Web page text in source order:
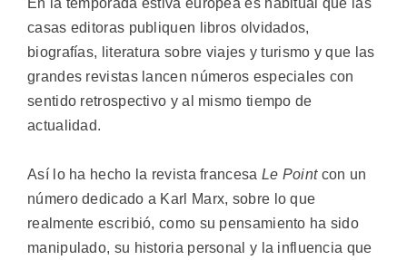
En la temporada estiva europea es habitual que las
casas editoras publiquen libros olvidados,
biografías, literatura sobre viajes y turismo y que las
grandes revistas lancen números especiales con
sentido retrospectivo y al mismo tiempo de
actualidad.
Así lo ha hecho la revista francesa Le Point con un
número dedicado a Karl Marx, sobre lo que
realmente escribió, como su pensamiento ha sido
manipulado, su historia personal y la influencia que